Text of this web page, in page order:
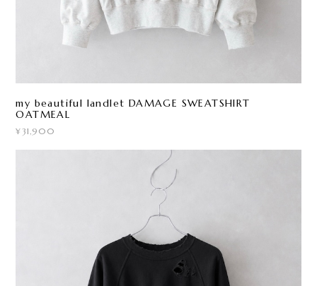
my beautiful landlet DAMAGE SWEATSHIRT
OATMEAL
¥31,900